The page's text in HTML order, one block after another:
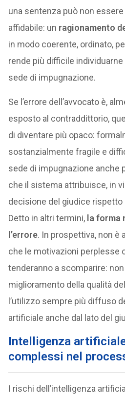
una sentenza può non
affidabile: un ragionamento
in modo coerente, ordinato,
rende più difficile
sede di impugnazione.
Se l’errore dell’avvocato è,
esposto al contraddittorio,
di diventare più opaco:
sostanzialmente fragile e
sede di impugnazione anche
che il sistema attribuisce, in
decisione del giudice rispetto
Detto in altri termini, la forma
l’errore. In prospettiva, non è
che le motivazioni perplesse
tenderanno a scomparire:
miglioramento della qualità
l’utilizzo sempre più diffuso
artificiale anche dal lato del
Intelligenza
complessi nel
I rischi dell’intelligenza